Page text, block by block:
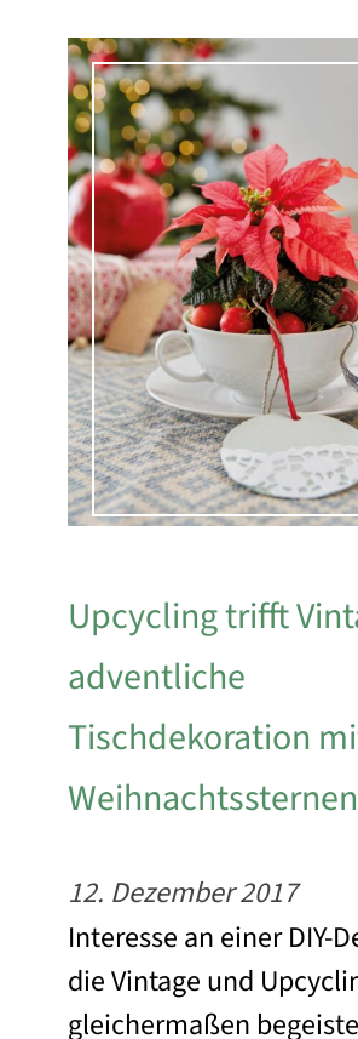
Upcycling trifft
adventliche
Tischdekoration
Weihnachtssternen
12. Dezember 2017
Interesse an einer DIY-
die Vintage und
gleichermaßen